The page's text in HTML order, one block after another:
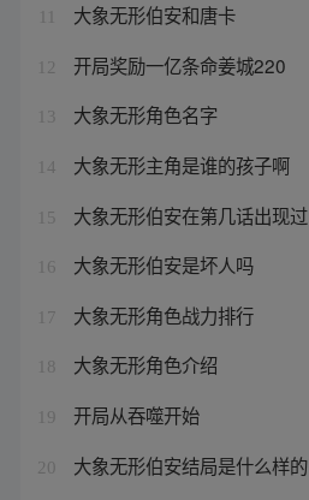
大象无形伯安和唐卡
12 开局奖励一亿条命姜城220
13 大象无形角色名字
14 大象无形主角是谁的孩子啊
15 大象无形伯安在第几话出现过
16 大象无形伯安是坏人吗
17 大象无形角色战力排行
18 大象无形角色介绍
19 开局从吞噬开始
20 大象无形伯安结局是什么样的